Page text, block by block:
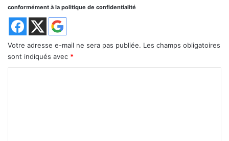
conformément à la politique de confidentialité
Votre adresse e-mail ne sera pas publiée. Les champs obligatoires
sont indiqués avec *